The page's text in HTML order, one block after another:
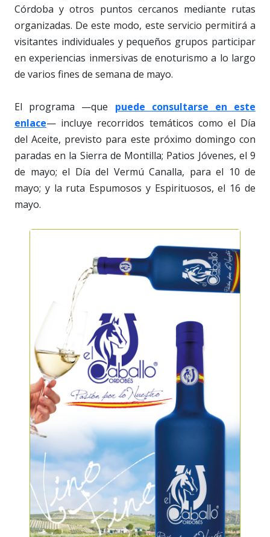
Córdoba y otros puntos cercanos mediante rutas
organizadas. De este modo, este servicio permitirá a
visitantes individuales y pequeños grupos participar
en experiencias inmersivas de enoturismo a lo largo
de varios fines de semana de mayo.
El programa —que puede consultarse en este
enlace— incluye recorridos temáticos como el Día
del Aceite, previsto para este próximo domingo con
paradas en la Sierra de Montilla; Patios Jóvenes, el 9
de mayo; el Día del Vermú Canalla, para el 10 de
mayo; y la ruta Espumosos y Espirituosos, el 16 de
mayo.